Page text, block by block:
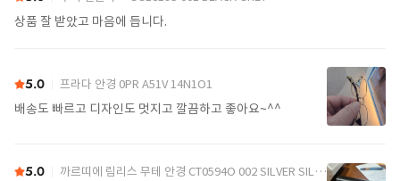
상품 잘 받았고 마음에 듭니다.
5.0 프라다 안경 0PR A51V 14N1O1
배송도 빠르고 디자인도 멋지고 깔끔하고 좋아요~^^
5.0 까르띠에 림리스 무테 안경 CT0594O 002 SILVER SILVER TRANSPARENT